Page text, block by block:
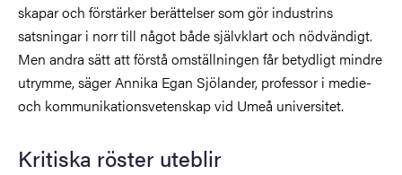
skapar och förstärker berättelser som gör industrins
satsningar i norr till något både självklart och nödvändigt.
Men andra sätt att förstå omställningen får betydligt mindre
utrymme, säger Annika Egan Sjölander, professor i medie-
och kommunikationsvetenskap vid Umeå universitet.
Kritiska röster uteblir